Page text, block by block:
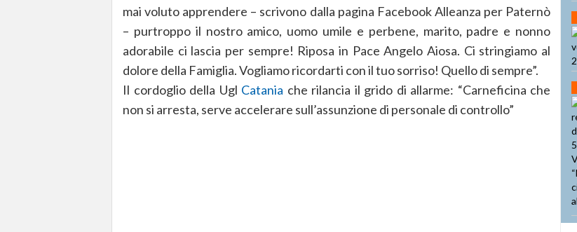
mai voluto apprendere – scrivono dalla pagina Facebook Alleanza per Paternò
– purtroppo il nostro amico, uomo umile e perbene, marito, padre e nonno
adorabile ci lascia per sempre! Riposa in Pace Angelo Aiosa. Ci stringiamo al
dolore della Famiglia. Vogliamo ricordarti con il tuo sorriso! Quello di sempre”.
Il cordoglio della Ugl Catania che rilancia il grido di allarme: “Carneficina che
non si arresta, serve accelerare sull’assunzione di personale di controllo”